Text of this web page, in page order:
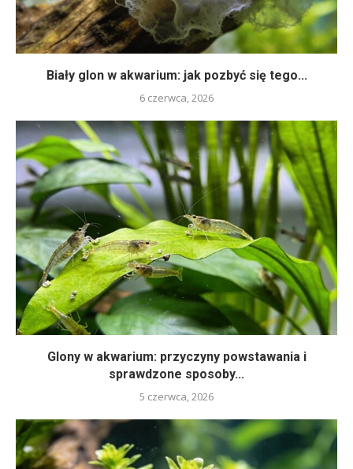
Biały glon w akwarium: jak pozbyć się tego...
6 czerwca, 2026
Glony w akwarium: przyczyny powstawania i
sprawdzone sposoby...
5 czerwca, 2026